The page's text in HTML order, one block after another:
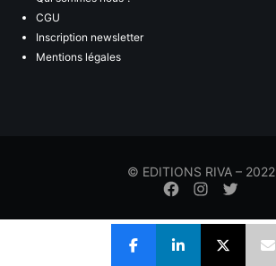
CGU
Inscription newsletter
Mentions légales
© EDITIONS RIVA – 2022
Élément
menude
de